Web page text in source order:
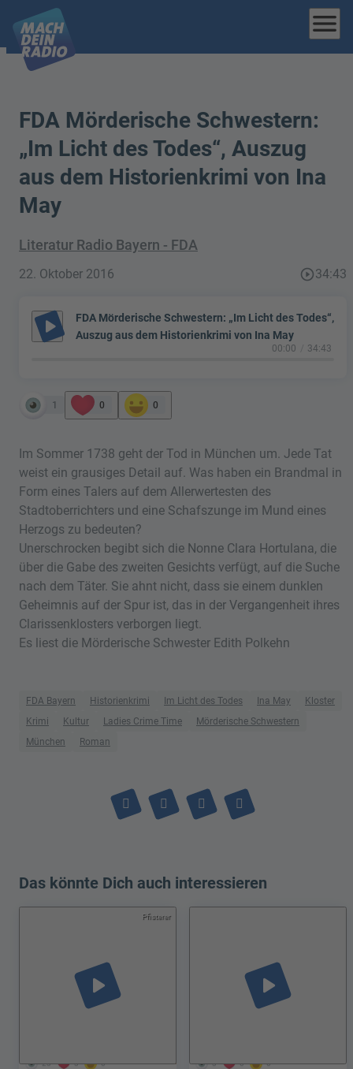
menu
FDA Mörderische Schwestern:
„Im Licht des Todes“, Auszug
aus dem Historienkrimi von Ina
May
Literatur Radio Bayern - FDA
22. Oktober 2016 play_circle_outline34:43
play_arrow
FDA Mörderische Schwestern: „Im Licht des Todes“,
Auszug aus dem Historienkrimi von Ina May
00:00 34:43
1 0 0
Im Sommer 1738 geht der Tod in München um. Jede Tat
weist ein grausiges Detail auf. Was haben ein Brandmal in
Form eines Talers auf dem Allerwertesten des
Stadtoberrichters und eine Schafszunge im Mund eines
Herzogs zu bedeuten?
Unerschrocken begibt sich die Nonne Clara Hortulana, die
über die Gabe des zweiten Gesichts verfügt, auf die Suche
nach dem Täter. Sie ahnt nicht, dass sie einem dunklen
Geheimnis auf der Spur ist, das in der Vergangenheit ihres
Clarissenklosters verborgen liegt.
Es liest die Mörderische Schwester Edith Polkehn
FDA Bayern Historienkrimi Im Licht des Todes Ina May
Kloster
Krimi
Kultur Ladies Crime Time
Mörderische Schwestern
München
Roman
Das könnte Dich auch interessieren
Pfisterer
23 3 0
play_arrow
3 0 0
play_arrow